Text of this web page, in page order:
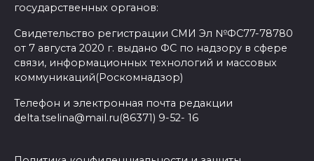
государственных органов:
Свидетельство регистрации СМИ Эл №ФС77-78780
от 7 августа 2020 г. выдано ФС по надзору в сфере
связи, информационных технологий и массовых
коммуникаций(Роскомнадзор)
Телефон и электронная почта редакции
delta.tselina@mail.ru(86371) 9-52- 16